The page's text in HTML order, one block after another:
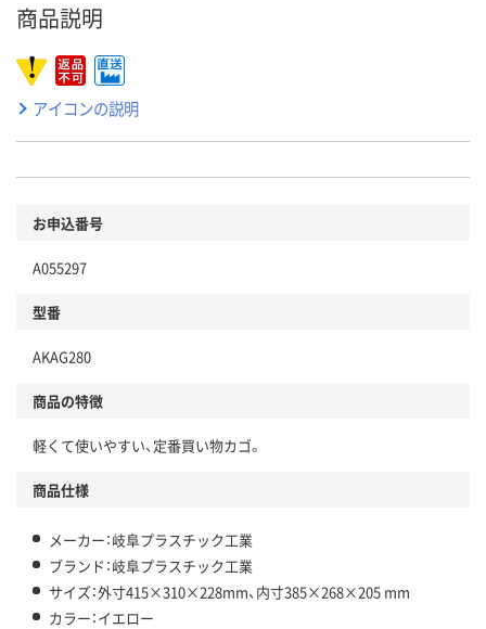
商品説明
アイコンの説明
お申込番号
A055297
型番
AKAG280
商品の特徴
軽くて使いやすい、定番買い物カゴ。
商品仕様
メーカー：岐阜プラスチック工業
ブランド：岐阜プラスチック工業
サイズ：外寸415×310×228mm、内寸385×268×205 mm
カラー：イエロー